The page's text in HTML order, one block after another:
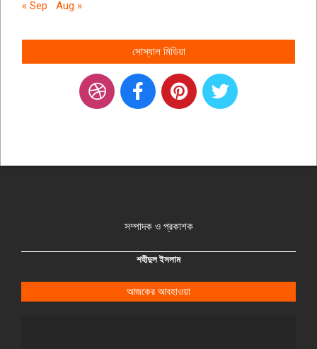
« Sep Aug »
সোস্যাল মিডিয়া
সম্পাদক ও প্রকাশক
শহীদুল ইসলাম
আজকের আবহাওয়া